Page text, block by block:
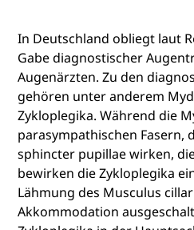
In Deutschland obliegt laut
Gabe diagnostischer
Augenärzten. Zu den
gehören unter anderem
Zykloplegika. Während die
parasympathischen Fasern,
sphincter pupillae wirken,
bewirken die Zykloplegika
Lähmung des Musculus
Akkommodation